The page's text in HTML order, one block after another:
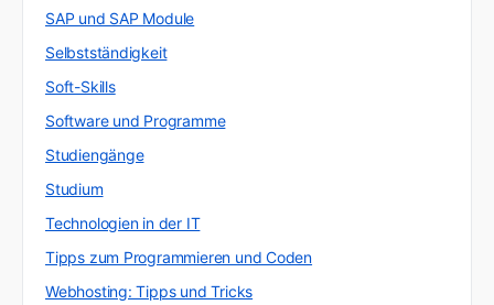
SAP und SAP Module
Selbstständigkeit
Soft-Skills
Software und Programme
Studiengänge
Studium
Technologien in der IT
Tipps zum Programmieren und Coden
Webhosting: Tipps und Tricks